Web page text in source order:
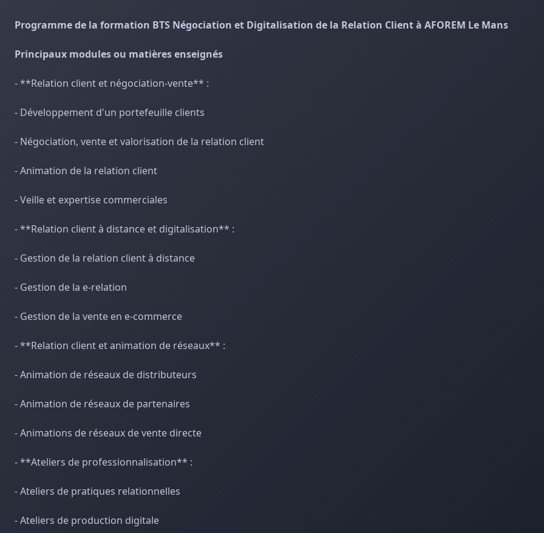
Programme de la formation BTS Négociation et Digitalisation de la Relation Client à AFOREM Le Mans
Principaux modules ou matières enseignés
- **Relation client et négociation-vente** :
- Développement d'un portefeuille clients
- Négociation, vente et valorisation de la relation client
- Animation de la relation client
- Veille et expertise commerciales
- **Relation client à distance et digitalisation** :
- Gestion de la relation client à distance
- Gestion de la e-relation
- Gestion de la vente en e-commerce
- **Relation client et animation de réseaux** :
- Animation de réseaux de distributeurs
- Animation de réseaux de partenaires
- Animations de réseaux de vente directe
- **Ateliers de professionnalisation** :
- Ateliers de pratiques relationnelles
- Ateliers de production digitale